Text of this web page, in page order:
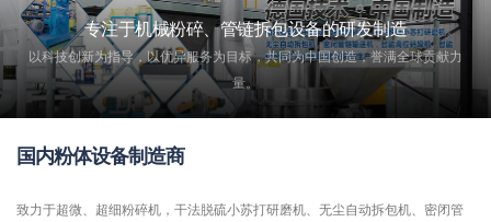
专注于机械粉碎、管链拆包设备的研发制造
以科技创新为指导，以优异服务为目标，共同为中国创造，誉满全球贡献力
量。
国内粉体设备制造商
致力于超微、超细粉碎机，干法脱硫小苏打研磨机、无尘自动拆包机、密闭管